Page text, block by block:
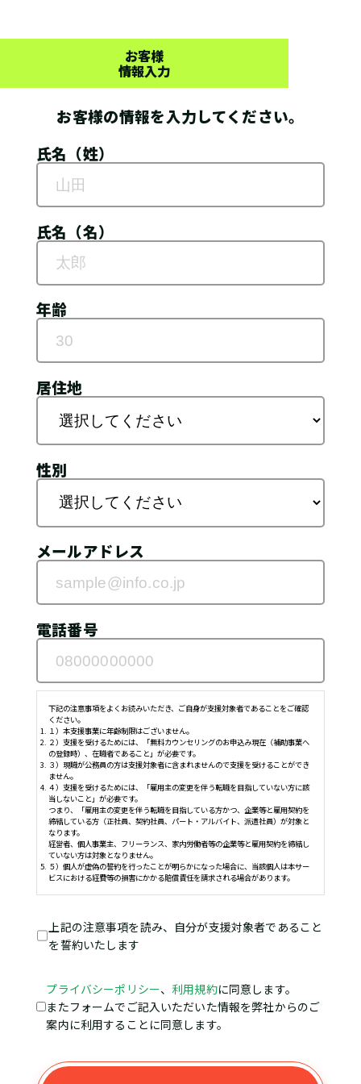
お客様
情報入力
お客様の情報を入力してください。
氏名（姓）
氏名（名）
年齢
居住地
性別
メールアドレス
電話番号
下記の注意事項をよくお読みいただき、ご自身が支援対象者であることをご確認
ください。
１）本支援事業に年齢制限はございません。
２）支援を受けるためには、「無料カウンセリングのお申込み現在（補助事業へ
の登録時）、在職者であること」が必要です。
３）現職が公務員の方は支援対象者に含まれませんので支援を受けることができ
ません。
４）支援を受けるためには、「雇用主の変更を伴う転職を目指していない方に該
当しないこと」が必要です。
つまり、「雇用主の変更を伴う転職を目指している方かつ、企業等と雇用契約を
締結している方（正社員、契約社員、パート・アルバイト、派遣社員）が対象と
なります。
経営者、個人事業主、フリーランス、家内労働者等の企業等と雇用契約を締結し
ていない方は対象となりません。
５）個人が虚偽の誓約を行ったことが明らかになった場合に、当該個人は本サー
ビスにおける経費等の損害にかかる賠償責任を請求される場合があります。
上記の注意事項を読み、自分が支援対象者であること
を誓約いたします
プライバシーポリシー、 利用規約に同意します。
またフォームでご記入いただいた情報を弊社からのご
案内に利用することに同意します。